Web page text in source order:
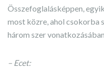
természetes háztartási
szódabikarbóna és a
használatának
környezetbarát jellegük
Összefoglalásképpen,
most közre, ahol csokorba
három szer
– Ecet: